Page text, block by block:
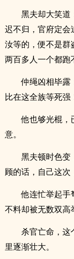
黑夫却大笑道
迟不归，官府定会
汝等的，便不是群
两百多人一个都跑
仲绳凶相毕露
比在这全族等死强
他也够光棍，
意。
黑夫顿时色变
顾的话，自己这
他连忙举起手
不料却被无数双高
杀官亡命，这
里逐渐壮大。